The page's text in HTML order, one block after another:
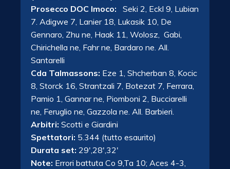
Prosecco DOC Imoco: Seki 2, Eckl 9, Lubian
7. Adigwe 7, Lanier 18, Lukasik 10, De
Gennaro, Zhu ne, Haak 11, Wolosz, Gabi,
Chirichella ne, Fahr ne, Bardaro ne. All.
Santarelli
Cda Talmassons: Eze 1, Shcherban 8, Kocic
8, Storck 16, Strantzali 7, Botezat 7, Ferrara,
Pamio 1, Gannar ne, Piomboni 2, Bucciarelli
ne, Feruglio ne, Gazzola ne. All. Barbieri.
Arbitri: Scotti e Giardini
Spettatori: 5.344 (tutto esaurito)
Durata set: 29′,28′,32′
Note: Errori battuta Co 9,Ta 10; Aces 4-3,